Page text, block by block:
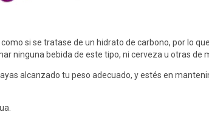
si se tratase de un hidrato de carbono, por lo
ninguna bebida de este tipo, ni cerveza u otras de
alcanzado tu peso adecuado, y estés en